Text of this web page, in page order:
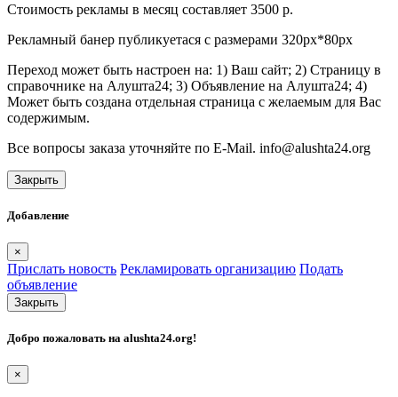
Стоимость рекламы в месяц составляет 3500 р.
Рекламный банер публикуетася с размерами 320px*80px
Переход может быть настроен на: 1) Ваш сайт; 2) Страницу в
справочнике на Алушта24; 3) Объявление на Алушта24; 4)
Может быть создана отдельная страница с желаемым для Вас
содержимым.
Все вопросы заказа уточняйте по E-Mail. info@alushta24.org
Закрыть
Добавление
×
Прислать новость Рекламировать организацию Подать
объявление
Закрыть
Добро пожаловать на alushta24.org!
×